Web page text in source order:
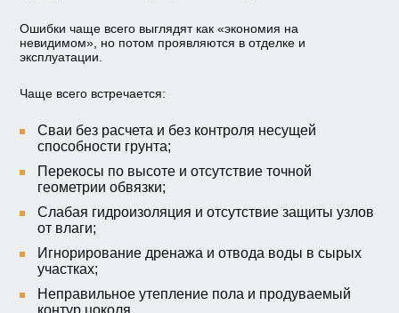
Ошибки чаще всего выглядят как «экономия на
невидимом», но потом проявляются в отделке и
эксплуатации.
Чаще всего встречается:
Сваи без расчета и без контроля несущей
способности грунта;
Перекосы по высоте и отсутствие точной
геометрии обвязки;
Слабая гидроизоляция и отсутствие защиты узлов
от влаги;
Игнорирование дренажа и отвода воды в сырых
участках;
Неправильное утепление пола и продуваемый